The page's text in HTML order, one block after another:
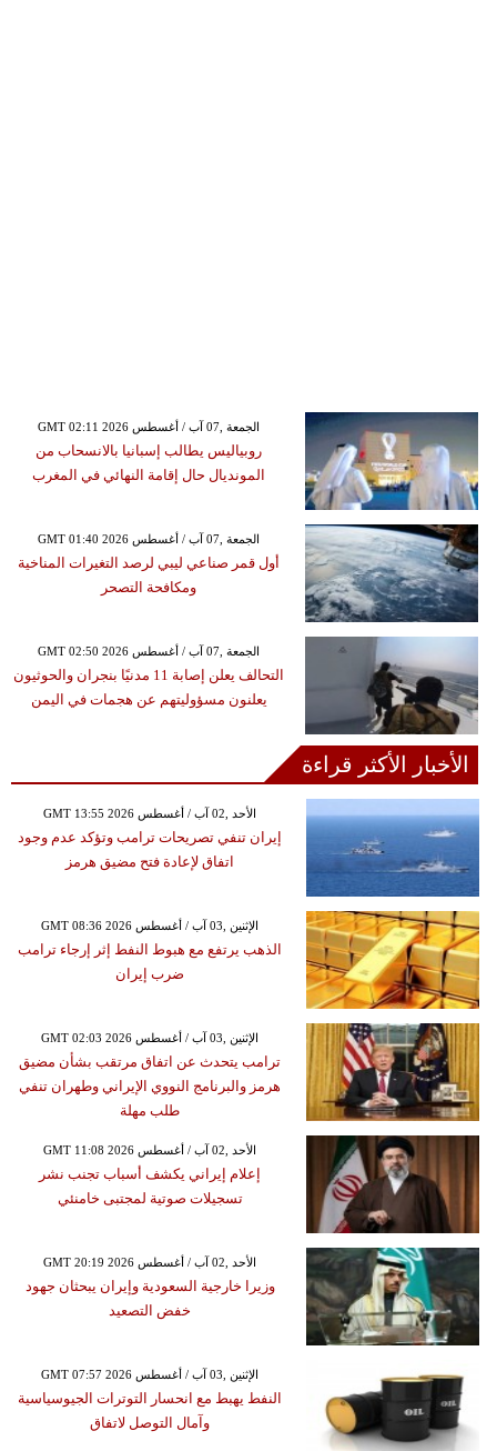
GMT 02:11 2026 الجمعة ,07 آب / أغسطس
روبياليس يطالب إسبانيا بالانسحاب من
المونديال حال إقامة النهائي في المغرب
GMT 01:40 2026 الجمعة ,07 آب / أغسطس
أول قمر صناعي ليبي لرصد التغيرات المناخية
ومكافحة التصحر
GMT 02:50 2026 الجمعة ,07 آب / أغسطس
التحالف يعلن إصابة 11 مدنيًا بنجران والحوثيون
يعلنون مسؤوليتهم عن هجمات في اليمن
الأخبار الأكثر قراءة
GMT 13:55 2026 الأحد ,02 آب / أغسطس
إيران تنفي تصريحات ترامب وتؤكد عدم وجود
اتفاق لإعادة فتح مضيق هرمز
GMT 08:36 2026 الإثنين ,03 آب / أغسطس
الذهب يرتفع مع هبوط النفط إثر إرجاء ترامب
ضرب إيران
GMT 02:03 2026 الإثنين ,03 آب / أغسطس
ترامب يتحدث عن اتفاق مرتقب بشأن مضيق
هرمز والبرنامج النووي الإيراني وطهران تنفي
طلب مهلة
GMT 11:08 2026 الأحد ,02 آب / أغسطس
إعلام إيراني يكشف أسباب تجنب نشر
تسجيلات صوتية لمجتبى خامنئي
GMT 20:19 2026 الأحد ,02 آب / أغسطس
وزيرا خارجية السعودية وإيران يبحثان جهود
خفض التصعيد
GMT 07:57 2026 الإثنين ,03 آب / أغسطس
النفط يهبط مع انحسار التوترات الجيوسياسية
وآمال التوصل لاتفاق